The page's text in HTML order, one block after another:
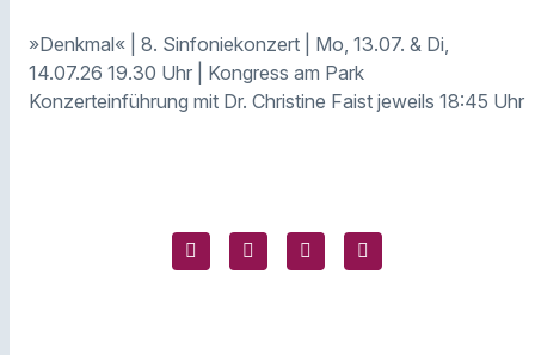
»Denkmal« | 8. Sinfoniekonzert | Mo, 13.07. & Di,
14.07.26 19.30 Uhr | Kongress am Park
Konzerteinführung mit Dr. Christine Faist jeweils 18:45 Uhr